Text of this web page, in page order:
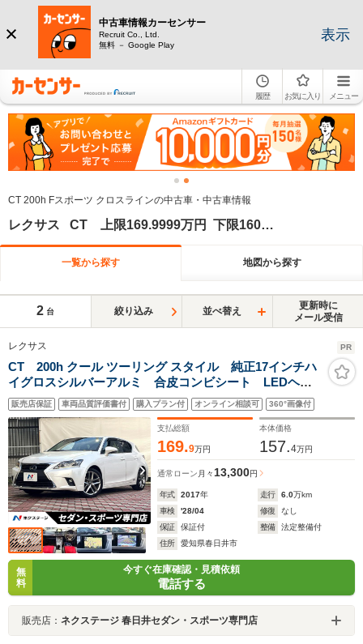
中古車情報カーセンサー
Recruit Co., Ltd.
無料 － Google Play
表示
履歴 お気に入り メニュー
CT 200h Fスポーツ クロスラインの中古車・中古車情報
レクサス CT 上限169.9999万円 下限160万円
一覧から探す 地図から探す
2 台 絞り込み 並べ替え
更新時に
メール受信
レクサス PR
CT 200h クール ツーリング スタイル 純正17インチハ
イグロスシルバーアルミ 合皮コンビシート LEDヘッ
ドライト LEDデイライト LEDフロントフォグ メッ
キ加飾付スピンドルグリル 純正SDナビ パワーシー
ト シートヒーター 禁煙車
販売店保証 車両品質評価書付 購入プラン付 オンライン相談可 360°画像付
支払総額
169.9万円
本体価格
157.4万円
通常ローン 月々13,300円
年式 2017年 走行 6.0万km
車検
'28/04 修復
なし
保証
保証付 整備
法定整備付
住所
愛知県春日井市
無
料
今すぐ在庫確認・見積依頼
電話する
販売店： ネクステージ 春日井セダン・スポーツ専門店